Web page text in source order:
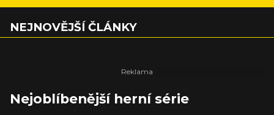
NEJNOVĚJŠÍ ČLÁNKY
Nejoblíbenější herní série